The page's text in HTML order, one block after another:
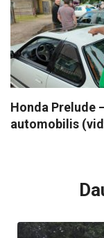
Honda Prelude
automobilis